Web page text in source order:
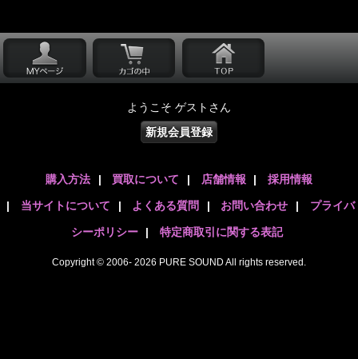
ようこそ ゲストさん
新規会員登録
購入方法 | 買取について | 店舗情報 | 採用情報
| 当サイトについて | よくある質問 | お問い合わせ | プライバ
シーポリシー | 特定商取引に関する表記
Copyright © 2006- 2026 PURE SOUND All rights reserved.